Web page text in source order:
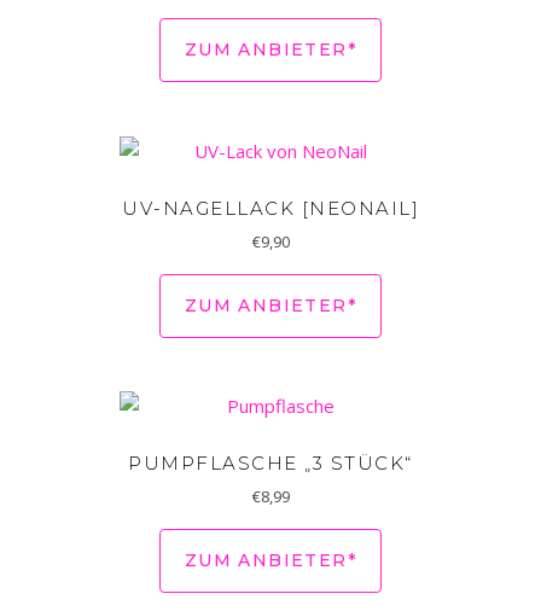
ZUM ANBIETER*
UV-NAGELLACK [NEONAIL]
€9,90
ZUM ANBIETER*
PUMPFLASCHE „3 STÜCK“
€8,99
ZUM ANBIETER*